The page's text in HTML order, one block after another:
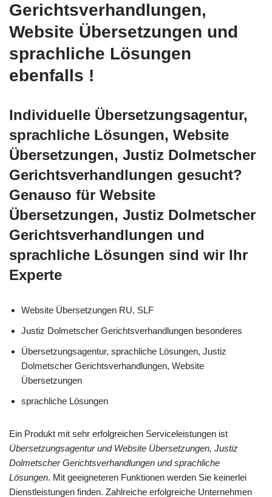
Gerichtsverhandlungen,
Website Übersetzungen und
sprachliche Lösungen
ebenfalls !
Individuelle Übersetzungsagentur,
sprachliche Lösungen, Website
Übersetzungen, Justiz Dolmetscher
Gerichtsverhandlungen gesucht?
Genauso für Website
Übersetzungen, Justiz Dolmetscher
Gerichtsverhandlungen und
sprachliche Lösungen sind wir Ihr
Experte
Website Übersetzungen RU, SLF
Justiz Dolmetscher Gerichtsverhandlungen besonderes
Übersetzungsagentur, sprachliche Lösungen, Justiz
Dolmetscher Gerichtsverhandlungen, Website
Übersetzungen
sprachliche Lösungen
Ein Produkt mit sehr erfolgreichen Serviceleistungen ist
Übersetzungsagentur und Website Übersetzungen, Justiz
Dolmetscher Gerichtsverhandlungen und sprachliche
Lösungen. Mit geeigneteren Funktionen werden Sie keinerlei
Dienstleistungen finden. Zahlreiche erfolgreiche Unternehmen